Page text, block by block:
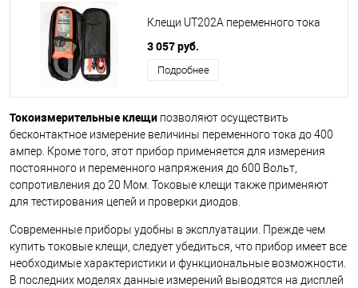
Клещи UT202A переменного тока
3 057 руб.
Подробнее
Токоизмерительные клещи позволяют осуществить
бесконтактное измерение величины переменного тока до 400
ампер. Кроме того, этот прибор применяется для измерения
постоянного и переменного напряжения до 600 Вольт,
сопротивления до 20 Мом. Токовые клещи также применяют
для тестирования цепей и проверки диодов.
Современные приборы удобны в эксплуатации. Прежде чем
купить токовые клещи, следует убедиться, что прибор имеет все
необходимые характеристики и функциональные возможности.
В последних моделях данные измерений выводятся на дисплей